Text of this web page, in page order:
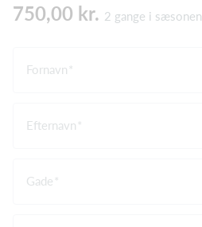
750,00 kr. 2 gange i sæsonen
Fornavn
Efternavn
Gade